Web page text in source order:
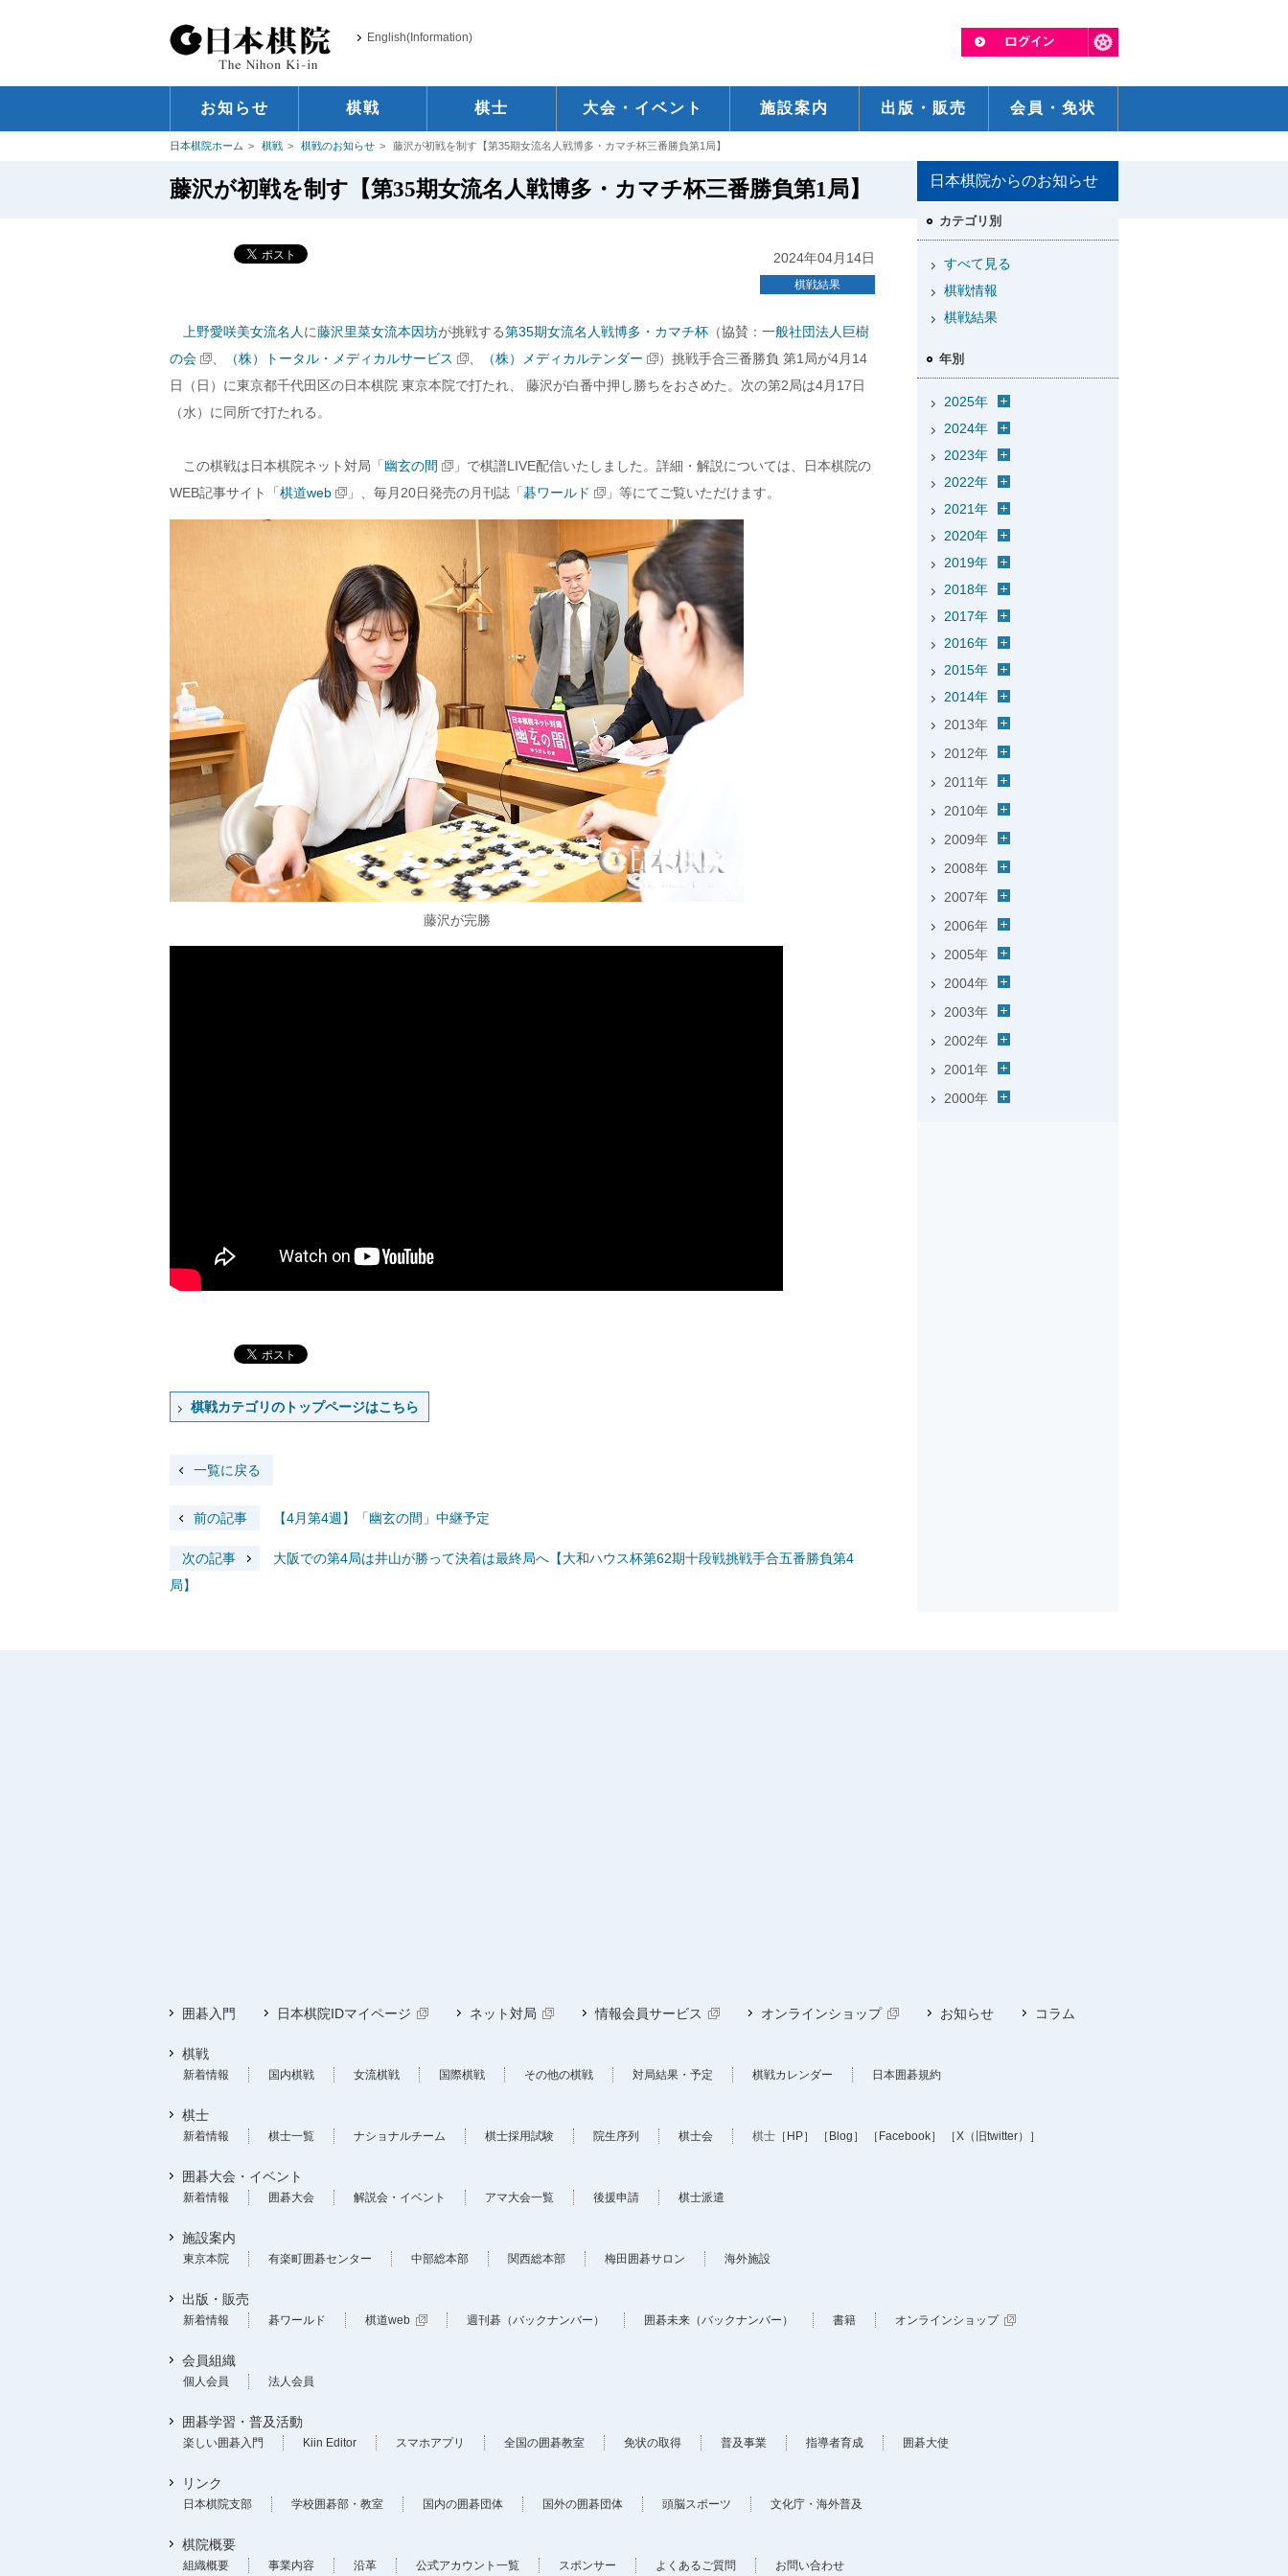
English(Information)
お知らせ 棋戦 棋士 大会・イベント 施設案内 出版・販売 会員・免状
日本棋院ホーム 棋戦 棋戦のお知らせ 藤沢が初戦を制す【第35期女流名人戦博多・カマチ杯三番勝負第1局】
藤沢が初戦を制す【第35期女流名人戦博多・カマチ杯三番勝負第1局】
2024年04月14日
棋戦結果
上野愛咲美女流名人に藤沢里菜女流本因坊が挑戦する第35期女流名人戦博多・カマチ杯 （協賛： 一般社団法人巨樹
の会
、 （株）トータル・メディカルサービス 、 （株）メディカルテンダー
）挑戦手合三番勝負 第1局が4月14
日（日）に東京都千代田区の日本棋院 東京本院で打たれ、 藤沢が白番中押し勝ちをおさめた。次の第2局は4月17日
（水）に同所で打たれる。
この棋戦は日本棋院ネット対局「 幽玄の間
」で棋譜LIVE配信いたしました。詳細・解説については、日本棋院の
WEB記事サイト「 棋道web 」、毎月20日発売の月刊誌「 碁ワールド 」等にてご覧いただけます。
藤沢が完勝
棋戦カテゴリのトップページはこちら
一覧に戻る
前の記事 【4月第4週】「幽玄の間」中継予定
次の記事
大阪での第4局は井山が勝って決着は最終局へ【大和ハウス杯第62期十段戦挑戦手合五番勝負第4
局】
日本棋院からのお知らせ
カテゴリ別
すべて見る
棋戦情報
棋戦結果
年別
2025年
2024年
2023年
2022年
2021年
2020年
2019年
2018年
2017年
2016年
2015年
2014年
2013年
2012年
2011年
2010年
2009年
2008年
2007年
2006年
2005年
2004年
2003年
2002年
2001年
2000年
囲碁入門 日本棋院IDマイページ ネット対局 情報会員サービス オンラインショップ お知らせ コラム
棋戦
新着情報 国内棋戦 女流棋戦 国際棋戦 その他の棋戦 対局結果・予定 棋戦カレンダー 日本囲碁規約
棋士
新着情報 棋士一覧 ナショナルチーム 棋士採用試験 院生序列 棋士会 棋士 ［HP］ ［Blog］ ［Facebook］ ［X（旧twitter）］
囲碁大会・イベント
新着情報 囲碁大会 解説会・イベント アマ大会一覧 後援申請 棋士派遣
施設案内
東京本院 有楽町囲碁センター 中部総本部 関西総本部 梅田囲碁サロン 海外施設
出版・販売
新着情報 碁ワールド 棋道web 週刊碁（バックナンバー） 囲碁未来（バックナンバー） 書籍 オンラインショップ
会員組織
個人会員 法人会員
囲碁学習・普及活動
楽しい囲碁入門 Kiin Editor スマホアプリ 全国の囲碁教室 免状の取得 普及事業 指導者育成 囲碁大使
リンク
日本棋院支部 学校囲碁部・教室 国内の囲碁団体 国外の囲碁団体 頭脳スポーツ 文化庁・海外普及
棋院概要
組織概要 事業内容 沿革 公式アカウント一覧 スポンサー よくあるご質問 お問い合わせ